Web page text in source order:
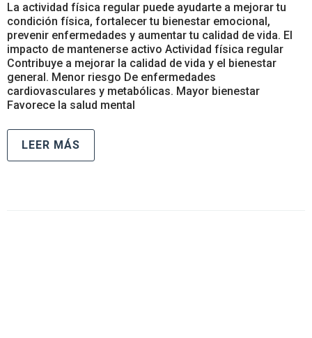
La actividad física regular puede ayudarte a mejorar tu
condición física, fortalecer tu bienestar emocional,
prevenir enfermedades y aumentar tu calidad de vida. El
impacto de mantenerse activo Actividad física regular
Contribuye a mejorar la calidad de vida y el bienestar
general. Menor riesgo De enfermedades
cardiovasculares y metabólicas. Mayor bienestar
Favorece la salud mental
LEER MÁS